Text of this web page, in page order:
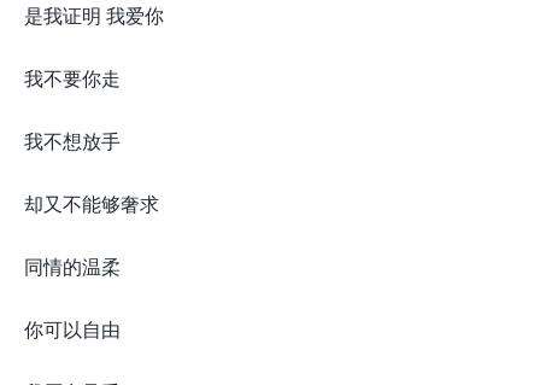
是我证明 我爱你
我不要你走
我不想放手
却又不能够奢求
同情的温柔
你可以自由